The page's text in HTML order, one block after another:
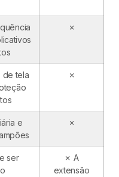
✗
de tela
✗
e
✗
ser
✗ A
extensão